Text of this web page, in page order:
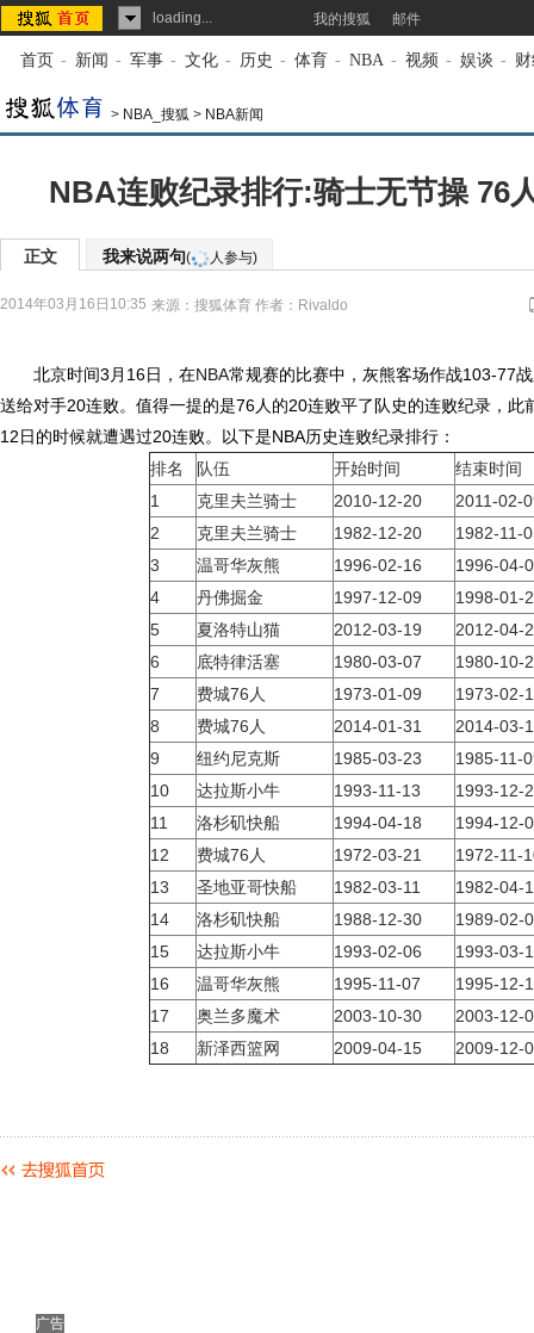
loading... 我的搜狐 邮件
首页 - 新闻 - 军事 - 文化 - 历史 - 体育 - NBA - 视频 - 娱谈 -
> NBA_搜狐 > NBA新闻
NBA连败纪录排行:骑士无节操 76
正文 我来说两句( 人参与)
2014年03月16日10:35 来源： 搜狐体育 作者：Rivaldo
北京时间3月16日，在NBA常规赛的比赛中，灰熊客场作战103-77
送给对手20连败。值得一提的是76人的20连败平了队史的连败纪录，
12日的时候就遭遇过20连败。以下是NBA历史连败纪录排行：
排名
队伍 开始时间
结束时间
1
克里夫兰骑士 2010-12-20
2011-02-
2
克里夫兰骑士 1982-12-20
1982-11-
3
温哥华灰熊 1996-02-16
1996-04-
4
丹佛掘金 1997-12-09
1998-01-
5
夏洛特山猫 2012-03-19
2012-04-
6
底特律活塞 1980-03-07
1980-10-
7
费城76人 1973-01-09
1973-02-
8
费城76人 2014-01-31
2014-03-
9
纽约尼克斯 1985-03-23
1985-11-
10
达拉斯小牛 1993-11-13
1993-12-
11
洛杉矶快船 1994-04-18
1994-12-
12
费城76人 1972-03-21
1972-11-
13
圣地亚哥快船 1982-03-11
1982-04-
14
洛杉矶快船 1988-12-30
1989-02-
15
达拉斯小牛 1993-02-06
1993-03-
16
温哥华灰熊 1995-11-07
1995-12-
17
奥兰多魔术 2003-10-30
2003-12-
18
新泽西篮网 2009-04-15 2009-12-
广告